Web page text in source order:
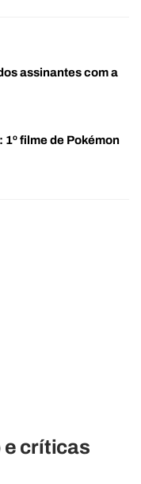
assinantes com a
filme de Pokémon
e críticas